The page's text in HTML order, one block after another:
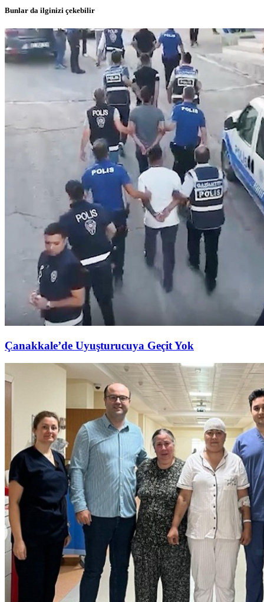
Bunlar da ilginizi çekebilir
Çanakkale’de Uyuşturucuya Geçit Yok